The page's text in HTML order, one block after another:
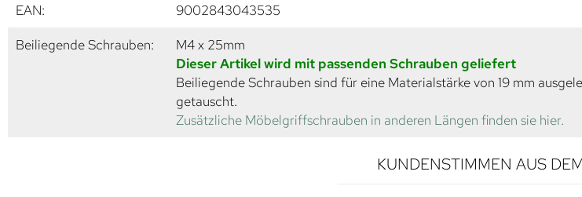
EAN:
9002843043535
Beiliegende Schrauben:
M4 x 25mm
Dieser Artikel wird mit passenden Schrauben geliefert
Beiliegende Schrauben sind für eine Materialstärke von 19 mm
getauscht.
Zusätzliche Möbelgriffschrauben in anderen Längen finden sie hier.
KUNDENSTIMMEN AUS